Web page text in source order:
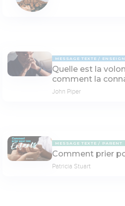
MESSAGE TEXTE
Quelle est la
comment la
John Piper
MESSAGE TEXTE PARENT
Comment prier
Patricia Stuart